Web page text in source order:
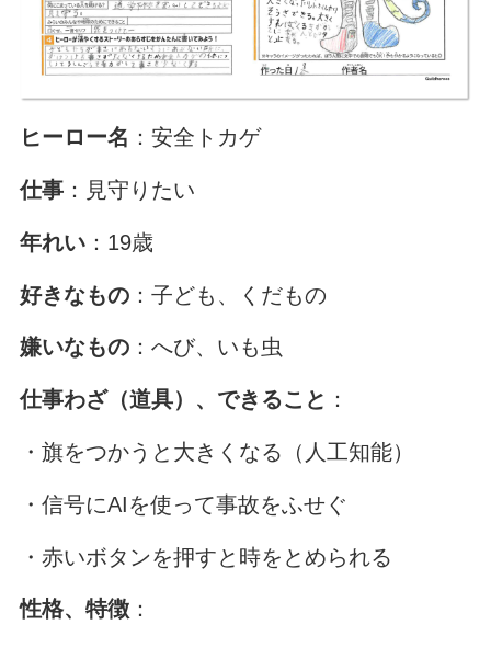
ヒーロー名 ：安全トカゲ
仕事：見守りたい
年れい：19歳
好きなもの：子ども、くだもの
嫌いなもの：へび、いも虫
仕事わざ（道具）、できること ：
・旗をつかうと大きくなる（人工知能）
・信号にAIを使って事故をふせぐ
・赤いボタンを押すと時をとめられる
性格、特徴：